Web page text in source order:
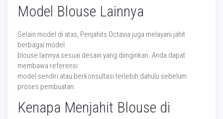
Model Blouse Lainnya
Selain model di atas, Penjahits Octavia juga melayani jahit
berbagai model
blouse lainnya sesuai desain yang diinginkan. Anda dapat
membawa referensi
model sendiri atau berkonsultasi terlebih dahulu sebelum
proses pembuatan.
Kenapa Menjahit Blouse di